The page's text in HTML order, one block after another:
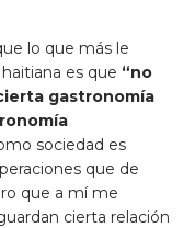
lo que más le
es que “no
gastronomía
sociedad es
que de
que a mí me
cierta relación